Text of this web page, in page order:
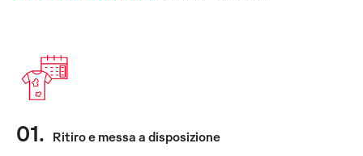
01. Ritiro e messa a disposizione